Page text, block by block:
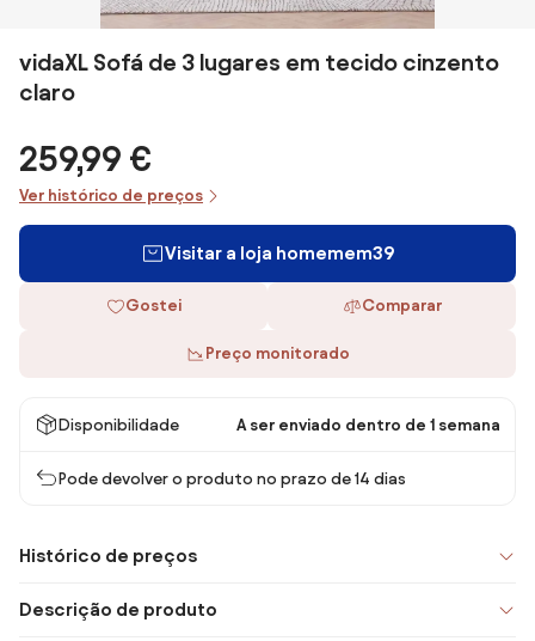
vidaXL Sofá de 3 lugares em tecido cinzento
claro
259,99 €
Ver histórico de preços
Visitar a loja homemem39
Gostei Comparar
Preço monitorado
Disponibilidade A ser enviado dentro de 1 semana
Pode devolver o produto no prazo de 14 dias
Histórico de preços
Descrição de produto